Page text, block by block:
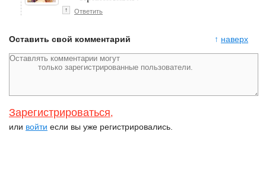
↑ Ответить
↑ наверх
Оставить свой комментарий
Зарегистрироваться,
или войти если вы уже регистрировались.